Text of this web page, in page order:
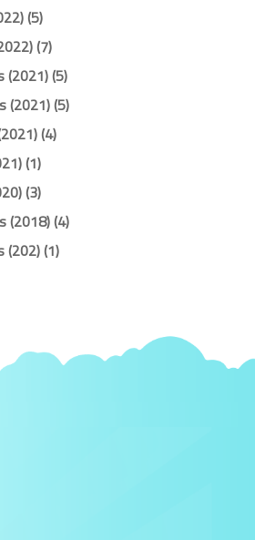
(5)
(7)
(2021)(5)
(2021)(5)
(4)
(1)
(3)
(2018)(4)
(202)(1)